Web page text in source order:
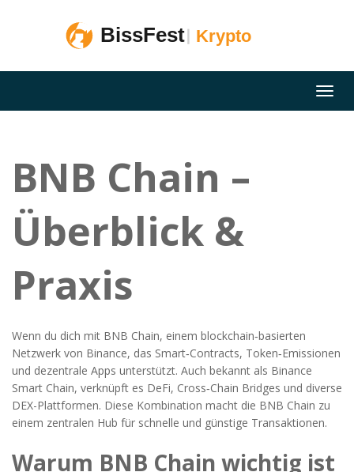
BNB Chain –
Überblick &
Praxis
Wenn du dich mit BNB Chain, einem blockchain‑basierten
Netzwerk von Binance, das Smart‑Contracts, Token‑Emissionen
und dezentrale Apps unterstützt. Auch bekannt als Binance
Smart Chain, verknüpft es DeFi, Cross‑Chain Bridges und diverse
DEX-Plattformen. Diese Kombination macht die BNB Chain zu
einem zentralen Hub für schnelle und günstige Transaktionen.
Warum BNB Chain wichtig ist